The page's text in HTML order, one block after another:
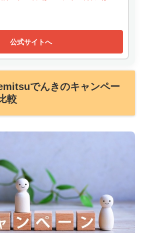
公式サイトへ
でんきのキャンペー
較